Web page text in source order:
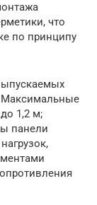
что
по принципу
Максимальные
1,2 м;
панели